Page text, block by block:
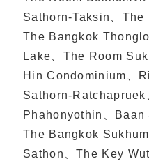
Sathorn-Taksin、The
The Bangkok
Lake、The Room
Hin Condominium、
Sathorn-Ratchapruek
Phahonyothin、Baan
The Bangkok
Sathon、The Key